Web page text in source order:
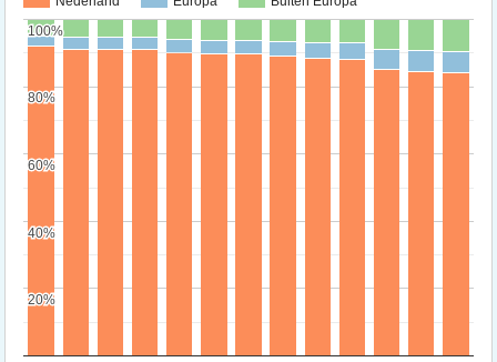
20%
20%
40%
40%
60%
60%
80%
80%
100%
100%